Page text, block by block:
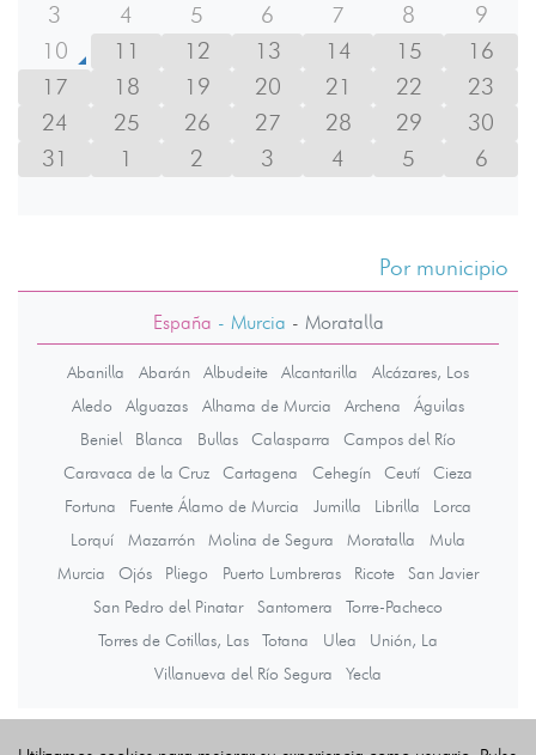
3
4 5 6 7 8
9
10
11 12 13 14 15
16
17
18 19 20 21 22
23
24
25 26 27 28 29
30
31
1 2 3 4 5 6
Por municipio
España - Murcia - Moratalla
Abanilla Abarán Albudeite Alcantarilla
Alcázares, Los
Aledo
Alguazas Alhama de Murcia Archena
Águilas
Beniel
Blanca Bullas Calasparra
Campos del Río
Caravaca de la Cruz
Cartagena Cehegín Ceutí
Cieza
Fortuna
Fuente Álamo de Murcia Jumilla Librilla
Lorca
Lorquí
Mazarrón Molina de Segura Moratalla
Mula
Murcia
Ojós Pliego Puerto Lumbreras Ricote
San Javier
San Pedro del Pinatar
Santomera
Torre-Pacheco
Torres de Cotillas, Las
Totana Ulea
Unión, La
Villanueva del Río Segura
Yecla